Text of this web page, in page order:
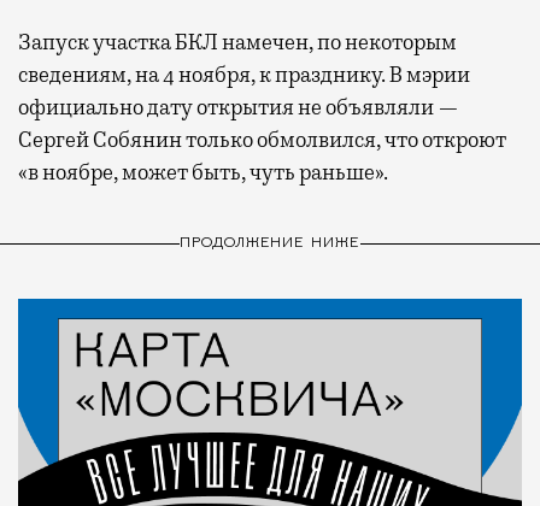
Запуск участка БКЛ намечен, по некоторым
сведениям, на 4 ноября, к празднику. В мэрии
официально дату открытия не объявляли —
Сергей Собянин только обмолвился, что откроют
«в ноябре, может быть, чуть раньше».
ПРОДОЛЖЕНИЕ НИЖЕ